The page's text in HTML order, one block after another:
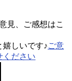
見、ご感想はこ
嬉しいです♪ご意
ください